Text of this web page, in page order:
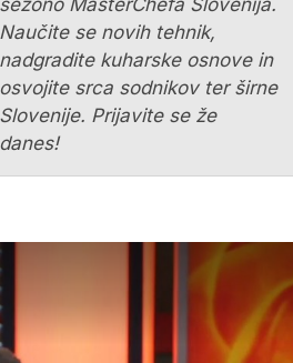
sezono MasterChefa Slovenija.
Naučite se novih tehnik,
nadgradite kuharske osnove in
osvojite srca sodnikov ter širne
Slovenije. Prijavite se že
danes!